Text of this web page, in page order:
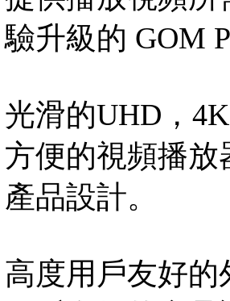
驗升級的 GOM
光滑的UHD，
方便的視頻播
產品設計。
高度用戶友好